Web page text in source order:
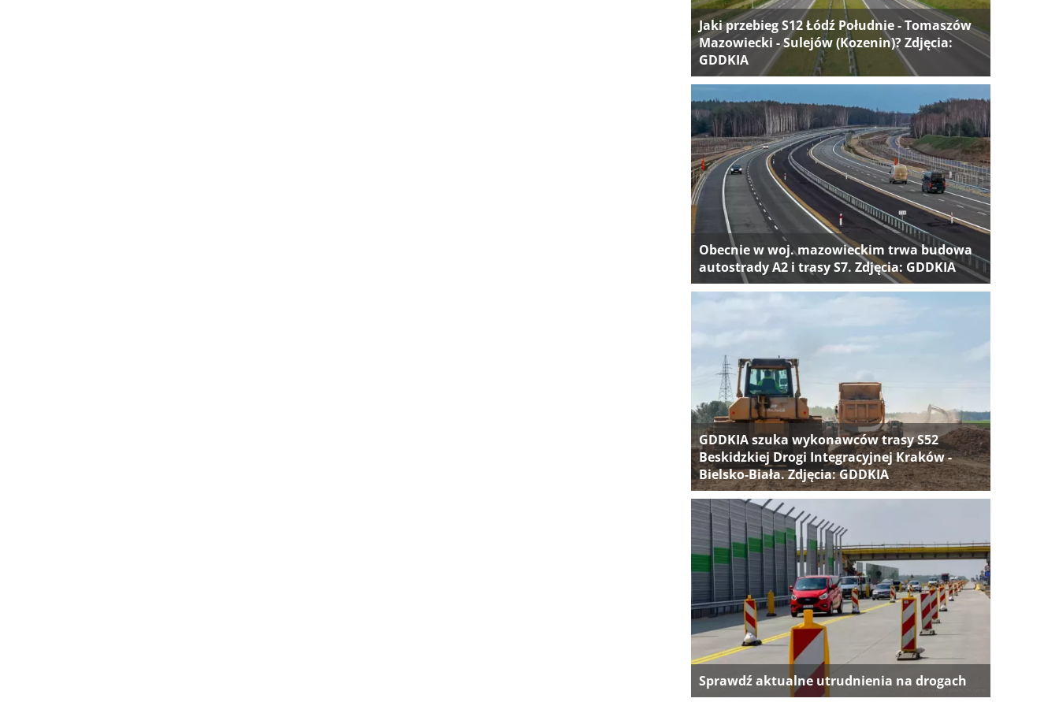
Jaki przebieg S12 Łódź Południe - Tomaszów
Mazowiecki - Sulejów (Kozenin)? Zdjęcia:
GDDKIA
Obecnie w woj. mazowieckim trwa budowa
autostrady A2 i trasy S7. Zdjęcia: GDDKIA
GDDKIA szuka wykonawców trasy S52
Beskidzkiej Drogi Integracyjnej Kraków -
Bielsko-Biała. Zdjęcia: GDDKIA
Sprawdź aktualne utrudnienia na drogach